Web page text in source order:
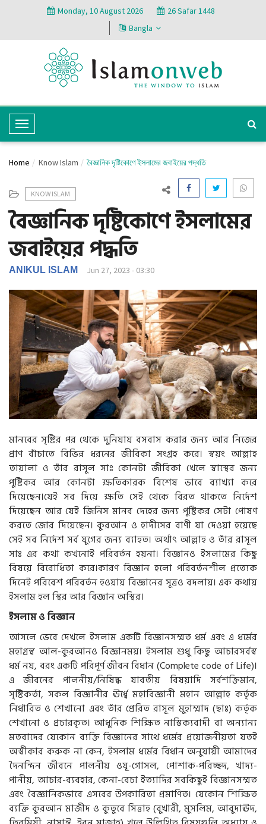
Monday, 10 August 2026
26 Safar 1448
Bangla
T
o
g
e
N
a
v
i
g
t
i
o
n
Home Know Islam বৈজ্ঞানিক দৃষ্টিকোণে ইসলামের জবাইয়ের পদ্ধতি
KNOW ISLAM
বৈজ্ঞানিক দৃষ্টিকোণে ইসলামের
জবাইয়ের পদ্ধতি
ANIKUL ISLAM Jun 27, 2023 - 03:30
মানবের সৃষ্টির পর থেকে দুনিয়ায় বসবাস করার জন্য আর নিজের
প্রাণ বাঁচাতে বিভিন্ন ধরনের জীবিকা সংগ্রহ করে। স্বয়ং আল্লাহ
তায়ালা ও তাঁর রাসূল সাঃ কোনটা জীবিকা খেলে স্বাস্থের জন্য
পুষ্টিকর আর কোনটা ক্ষতিকারক বিশেষ ভাবে ব্যাখ্যা করে
দিয়েছেন।যেই সব দিয়ে ক্ষতি সেই থেকে বিরত থাকতে নির্দেশ
দিয়েছেন আর যেই জিনিস মানব দেহের জন্য পুষ্টিকর সেটা পোষণ
করতে জোর দিয়েছেন। কুরআন ও হাদীসের বাণী যা দেওয়া হয়েছে
সেই সব নির্দেশ সর্ব যুগের জন্য ব্যাহত। অর্থাৎ আল্লাহ ও তাঁর রাসূল
সাঃ এর কথা কখনোই পরিবর্তন হয়না। বিজ্ঞানও ইসলামের কিছু
বিষয়ে বিরোধিতা করে।কারণ বিজ্ঞান হলো পরিবর্তনশীল প্রত্যেক
দিনেই পরিবেশ পরিবর্তন হওয়ায় বিজ্ঞানের সূত্রও বদলায়। এক কথায়
ইসলাম হল স্থির আর বিজ্ঞান অস্থির।
ইসলামওবিজ্ঞান
আসলে ভেবে দেখলে ইসলাম একটি বিজ্ঞানসম্মত ধর্ম এবং এ ধর্মের
মহাগ্রন্থ আল-কুরআনও বিজ্ঞানময়। ইসলাম শুধু কিছু আচারসর্বস্ব
ধর্ম নয়, বরং একটি পরিপূর্ণ জীবন বিধান (Complete code of Life)।
এ জীবনের পালনীয়/নিষিদ্ধ যাবতীয় বিষয়াদি সর্বশক্তিমান,
সৃষ্টিকর্তা, সকল বিজ্ঞানীর ঊর্ধ্বে মহাবিজ্ঞানী মহান আল্লাহ কর্তৃক
নির্ধারিত ও শেখানো এবং তাঁর প্রেরিত রাসূল মুহাম্মাদ (ছাঃ) কর্তৃক
শেখানো ও প্রচারকৃত। আধুনিক শিক্ষিত নাস্তিক্যবাদী বা অন্যান্য
মতবাদের যেকোন ব্যক্তি বিজ্ঞানের সাথে ধর্মের প্রয়োজনীয়তা যতই
অস্বীকার করুক না কেন, ইসলাম ধর্মের বিধান অনুযায়ী আমাদের
দৈনন্দিন জীবনে পালনীয় ওযূ-গোসল, পোশাক-পরিচ্ছদ, খাদ্য-
পানীয়, আচার-ব্যবহার, কেনা-বেচা ইত্যাদির সবকিছুই বিজ্ঞানসম্মত
এবং বৈজ্ঞানিকভাবে এসবের উপকারিতা প্রমাণিত। যেকোন শিক্ষিত
ব্যক্তি কুরআন মাজীদ ও কুতুবে সিত্তাহ (বুখারী, মুসলিম, আবুদাঊদ,